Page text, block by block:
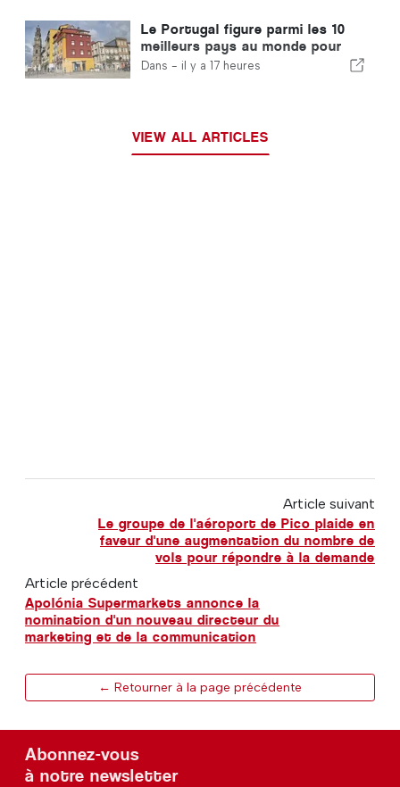
Le Portugal figure parmi les 10
meilleurs pays au monde pour
les expatriés
Dans - il y a 17 heures
VIEW ALL ARTICLES
Article suivant
Le groupe de l'aéroport de Pico plaide en
faveur d'une augmentation du nombre de
vols pour répondre à la demande
Article précédent
Apolónia Supermarkets annonce la
nomination d'un nouveau directeur du
marketing et de la communication
← Retourner à la page précédente
Abonnez-vous
à notre newsletter